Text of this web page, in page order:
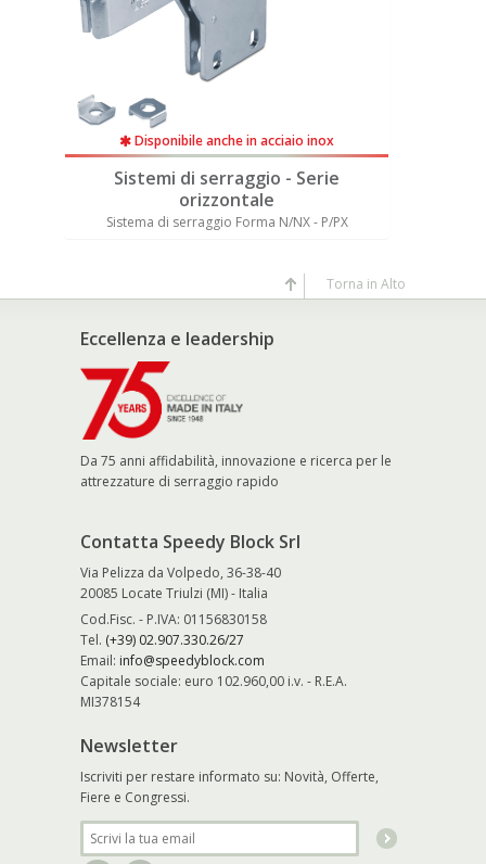
Disponibile anche in acciaio inox
Sistemi di serraggio - Serie
orizzontale
Sistema di serraggio Forma N/NX - P/PX
Eccellenza e leadership
Da 75 anni affidabilità, innovazione e ricerca per le
attrezzature di serraggio rapido
Contatta Speedy Block Srl
Via Pelizza da Volpedo, 36-38-40
20085 Locate Triulzi (MI) - Italia
Cod.Fisc. - P.IVA: 01156830158
Tel. (+39) 02.907.330.26/27
Email: info@speedyblock.com
Capitale sociale: euro 102.960,00 i.v. - R.E.A.
MI378154
Newsletter
Iscriviti per restare informato su: Novità, Offerte,
Fiere e Congressi.
Torna in Alto